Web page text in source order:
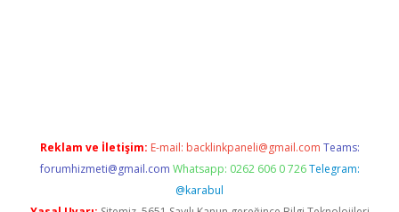
Reklam ve İletişim: E-mail: backlinkpaneli@gmail.com Teams:
forumhizmeti@gmail.com Whatsapp: 0262 606 0 726 Telegram:
@karabul